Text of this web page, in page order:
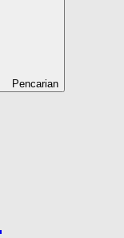
Pencarian